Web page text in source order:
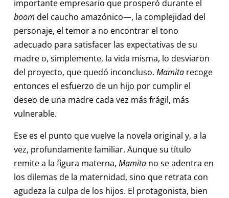
importante empresario que prosperó durante el
boom del caucho amazónico—, la complejidad del
personaje, el temor a no encontrar el tono
adecuado para satisfacer las expectativas de su
madre o, simplemente, la vida misma, lo desviaron
del proyecto, que quedó inconcluso. Mamitarecoge
entonces el esfuerzo de un hijo por cumplir el
deseo de una madre cada vez más frágil, más
vulnerable.
Ese es el punto que vuelve la novela original y, a la
vez, profundamente familiar. Aunque su título
remite a la figura materna, Mamitano se adentra en
los dilemas de la maternidad, sino que retrata con
agudeza la culpa de los hijos. El protagonista, bien